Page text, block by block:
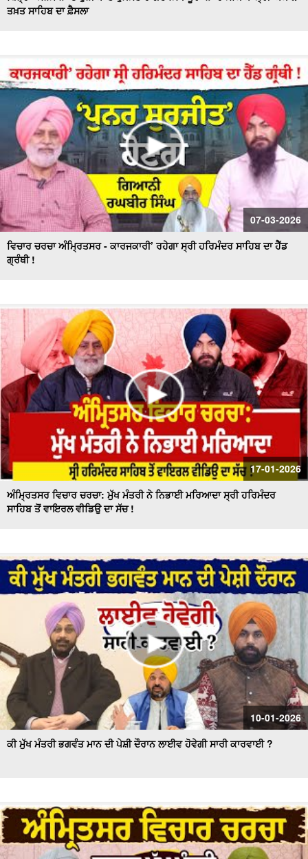
ਤਖ਼ਤ ਸਾਹਿਬ ਦਾ ਫ਼ੈਸਲਾ
07-03-2026
ਵਿਚਾਰ ਚਰਚਾ ਅੰਮ੍ਰਿਤਸਰ - ਕਾਰਜਕਾਰੀ’ ਰਹੇਗਾ ਸ੍ਰੀ ਹਰਿਮੰਦਰ ਸਾਹਿਬ ਦਾ ਹੈੱਡ
ਗ੍ਰੰਥੀ !
17-01-2026
ਅੰਮ੍ਰਿਤਸਰ ਵਿਚਾਰ ਚਰਚਾ: ਮੁੱਖ ਮੰਤਰੀ ਨੇ ਨਿਭਾਈ ਮਰਿਆਦਾ ਸ੍ਰੀ ਹਰਿਮੰਦਰ
ਸਾਹਿਬ ਤੋਂ ਵਾਇਰਲ ਵੀਡਿਉ ਦਾ ਸੱਚ !
10-01-2026
ਕੀ ਮੁੱਖ ਮੰਤਰੀ ਭਗਵੰਤ ਮਾਨ ਦੀ ਪੇਸ਼ੀ ਦੌਰਾਨ ਲਾਈਵ ਹੋਵੇਗੀ ਸਾਰੀ ਕਾਰਵਾਈ ?